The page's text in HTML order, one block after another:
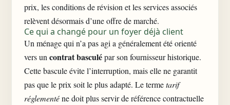
prix, les conditions de révision et les services associés
relèvent désormais d’une offre de marché.
Ce qui a changé pour un foyer déjà client
Un ménage qui n’a pas agi a généralement été orienté
vers un contrat basculépar son fournisseur historique.
Cette bascule évite l’interruption, mais elle ne garantit
pas que le prix soit le plus adapté. Le termetarif
réglementéne doit plus servir de référence contractuelle